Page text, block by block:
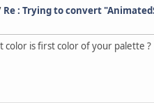
Re : Trying to convert
is first color of your palette ?